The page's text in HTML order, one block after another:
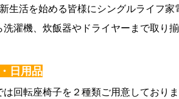
生活を始める皆様にシングルライフ家
洗濯機、炊飯器やドライヤーまで取り
日用品
は回転座椅子を２種類ご用意しており